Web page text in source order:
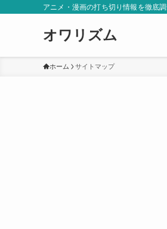
アニメ・漫画の打ち切り情報を徹底調
オワリズム
ホーム サイトマップ